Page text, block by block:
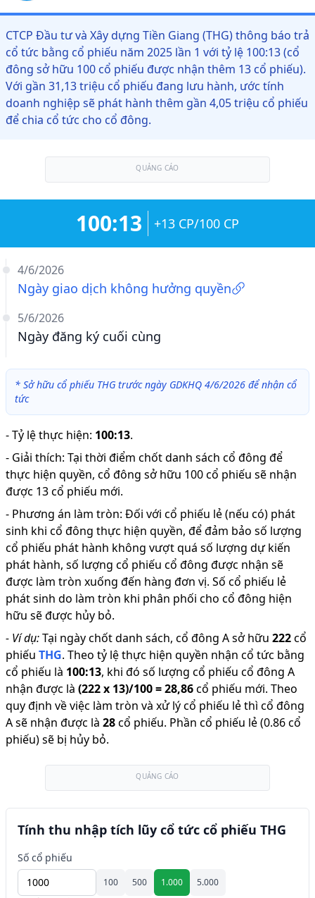
CTCP Đầu tư và Xây dựng Tiền Giang (THG) thông báo trả
cổ tức bằng cổ phiếu năm 2025 lần 1 với tỷ lệ 100:13 (cổ
đông sở hữu 100 cổ phiếu được nhận thêm 13 cổ phiếu).
Với gần 31,13 triệu cổ phiếu đang lưu hành, ước tính
doanh nghiệp sẽ phát hành thêm gần 4,05 triệu cổ phiếu
để chia cổ tức cho cổ đông.
QUẢNG CÁO
4/6/2026
Ngày giao dịch không hưởng quyền
5/6/2026
Ngày đăng ký cuối cùng
100:13 +13 CP/100 CP
* Sở hữu cổ phiếu THG trước ngày GDKHQ 4/6/2026 để nhận cổ
tức
-Tỷ lệ thực hiện: 100:13.
- Giải thích: Tại thời điểm chốt danh sách cổ đông để
thực hiện quyền, cổ đông sở hữu 100 cổ phiếu sẽ nhận
được 13 cổ phiếu mới.
- Phương án làm tròn: Đối với cổ phiếu lẻ (nếu có) phát
sinh khi cổ đông thực hiện quyền, để đảm bảo số lượng
cổ phiếu phát hành không vượt quá số lượng dự kiến
phát hành, số lượng cổ phiếu cổ đông được nhận sẽ
được làm tròn xuống đến hàng đơn vị. Số cổ phiếu lẻ
phát sinh do làm tròn khi phân phối cho cổ đông hiện
hữu sẽ được hủy bỏ.
- Ví dụ:Tại ngày chốt danh sách, cổ đông A sở hữu 222cổ
phiếu THG. Theo tỷ lệ thực hiện quyền nhận cổ tức bằng
cổ phiếu là 100:13, khi đó số lượng cổ phiếu cổ đông A
nhận được là (222x 13)/100=28,86cổ phiếu mới. Theo
quy định về việc làm tròn và xử lý cổ phiếu lẻ thì cổ đông
A sẽ nhận được là 28cổ phiếu. Phần cổ phiếu lẻ (0.86 cổ
phiếu) sẽ bị hủy bỏ.
QUẢNG CÁO
Tính thu nhập tích lũy cổ tức cổ phiếu THG
Số cổ phiếu
100 500 1.000 5.000